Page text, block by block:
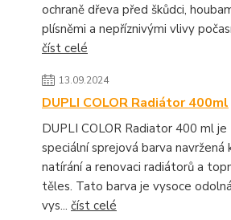
ochraně dřeva před škůdci,
plísněmi a nepříznivými vlivy
číst celé
13.09.2024
DUPLI COLOR Radiátor 400ml
DUPLI COLOR Radiator 400 ml je
speciální sprejová barva navržená
natírání a renovaci radiátorů a
těles. Tato barva je vysoce
vys... číst celé